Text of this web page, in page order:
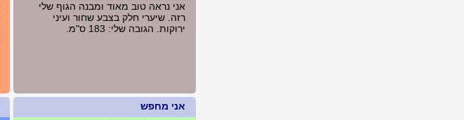
אני נראה טוב מאוד ומבנה הגוף שלי
רזה. שיערי חלק בצבע שחור ועיני
ירוקות. הגובה שלי: 183 ס"מ.
אני מחפש